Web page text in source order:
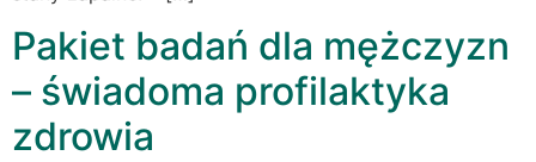
Pakiet badań dla mężczyzn
– świadoma profilaktyka
zdrowia